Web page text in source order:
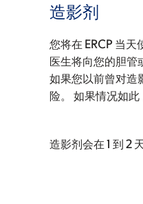
造影剂
您将在 ERCP 当
医生将向您的胆管
如果您以前曾对造
险。 如果情况如
造影剂会在 1 到 2